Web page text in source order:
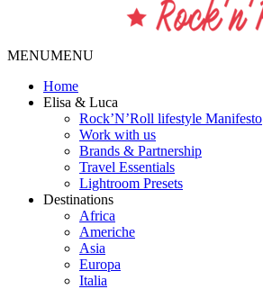
MENUMENU
Home
Elisa & Luca
Rock’N’Roll lifestyle Manifesto
Work with us
Brands & Partnership
Travel Essentials
Lightroom Presets
Destinations
Africa
Americhe
Asia
Europa
Italia